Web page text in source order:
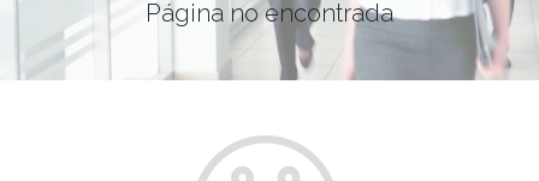
Página no encontrada